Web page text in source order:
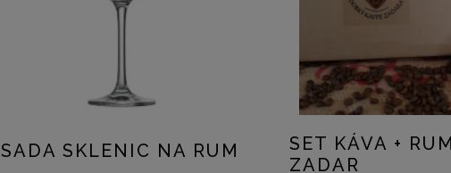
SADA SKLENIC NA RUM
SET KÁVA + RUM
ZADAR